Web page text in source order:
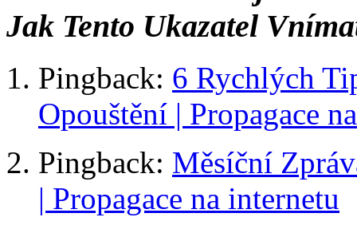
Jak Tento Ukazatel
Pingback: 6 Rychlých
Opouštění | Propagace
Pingback: Měsíční
| Propagace na internetu